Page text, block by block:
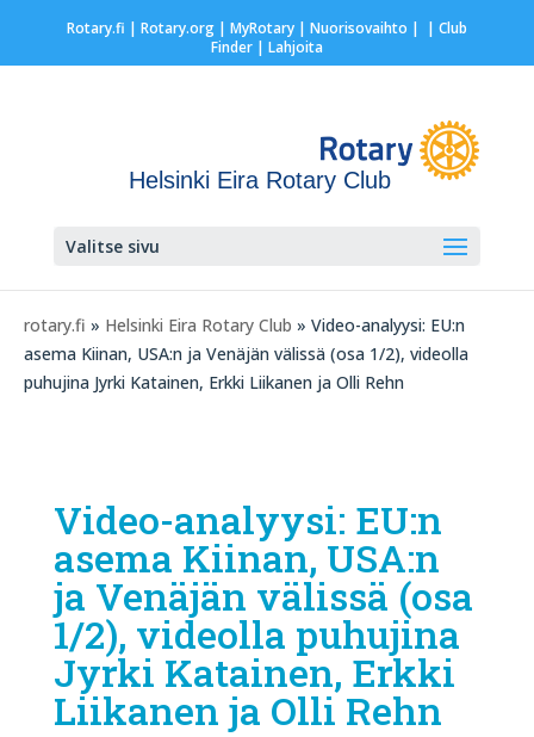
Rotary.fi | Rotary.org| MyRotary | Nuorisovaihto | | Club
Finder| Lahjoita
Helsinki Eira Rotary Club
Valitse sivu
rotary.fi » Helsinki Eira Rotary Club » Video-analyysi: EU:n
asema Kiinan, USA:n ja Venäjän välissä (osa 1/2), videolla
puhujina Jyrki Katainen, Erkki Liikanen ja Olli Rehn
Video-analyysi: EU:n
asema Kiinan, USA:n
ja Venäjän välissä (osa
1/2), videolla puhujina
Jyrki Katainen, Erkki
Liikanen ja Olli Rehn